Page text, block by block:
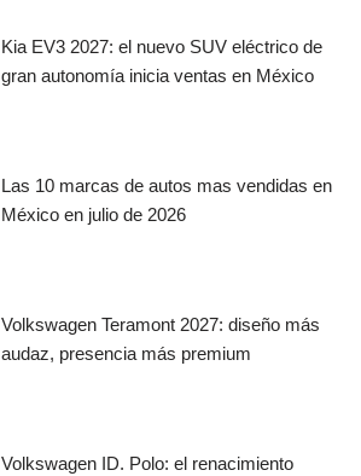
Kia EV3 2027: el nuevo SUV eléctrico de
gran autonomía inicia ventas en México
Las 10 marcas de autos mas vendidas en
México en julio de 2026
Volkswagen Teramont 2027: diseño más
audaz, presencia más premium
Volkswagen ID. Polo: el renacimiento